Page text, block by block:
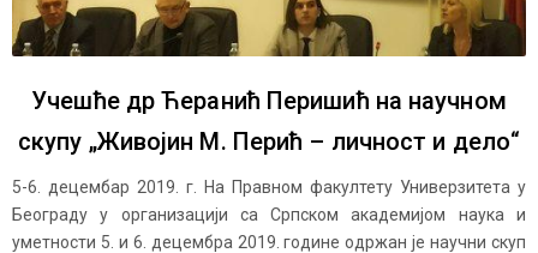
Учешће др Ћеранић Перишић на научном
скупу „Живојин М. Перић – личност и дело“
5-6. децембар 2019. г. На Правном факултету Универзитета у
Београду у организацији са Српском академијом наука и
уметности 5. и 6. децембра 2019. године одржан је научни скуп